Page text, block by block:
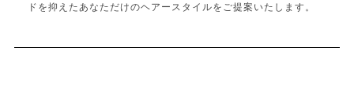
ドを抑えたあなただけのヘアースタイルをご提案いたします。